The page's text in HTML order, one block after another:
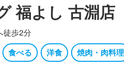
福よし 古淵店
徒歩2分
食べる 洋食 焼肉・肉料理